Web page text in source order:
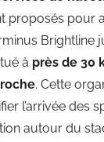
proposés pour
Brightline
à près de 30
. Cette
l’arrivée des
autour du